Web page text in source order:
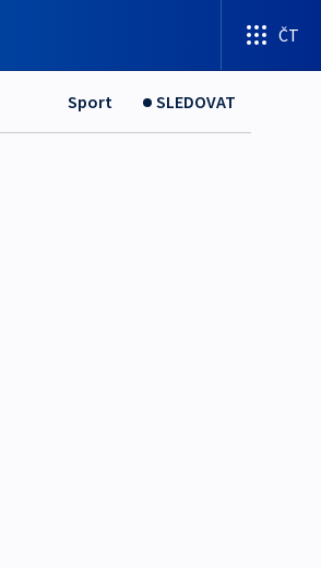
ČT
Sport SLEDOVAT